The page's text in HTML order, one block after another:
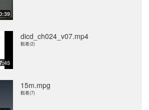
dicd_ch024_v07.mp4
觀看(2)
15m.mpg
觀看(7)